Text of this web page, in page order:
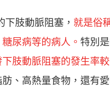
下肢動脈阻塞， 就是俗
糖尿病等的病人。 特別
肢動脈阻塞的發生率
、高熱量食物，還有